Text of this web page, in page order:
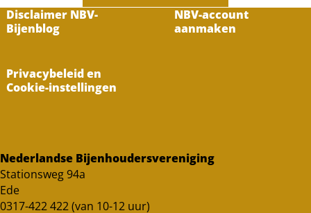
Disclaimer NBV-
Bijenblog
NBV-account
aanmaken
Privacybeleid en
Cookie-instellingen
Nederlandse Bijenhoudersvereniging
Stationsweg 94a
Ede
0317-422 422 (van 10-12 uur)